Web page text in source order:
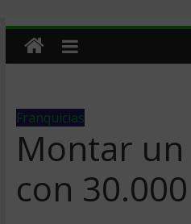
Franquicias
Montar un
con